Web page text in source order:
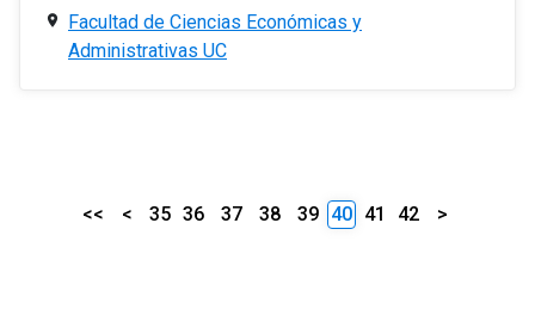
Facultad de Ciencias Económicas y
Administrativas UC
<< < 35 36 37 38 39 40 41 42 >